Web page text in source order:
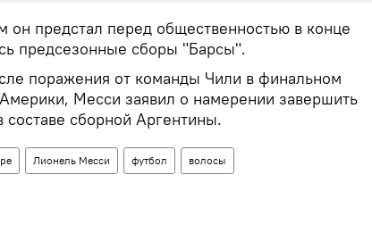
он предстал перед общественностью в конце
предсезонные сборы "Барсы".
поражения от команды Чили в финальном
Месси заявил о намерении завершить
составе сборной Аргентины.
Лионель Месси футбол волосы